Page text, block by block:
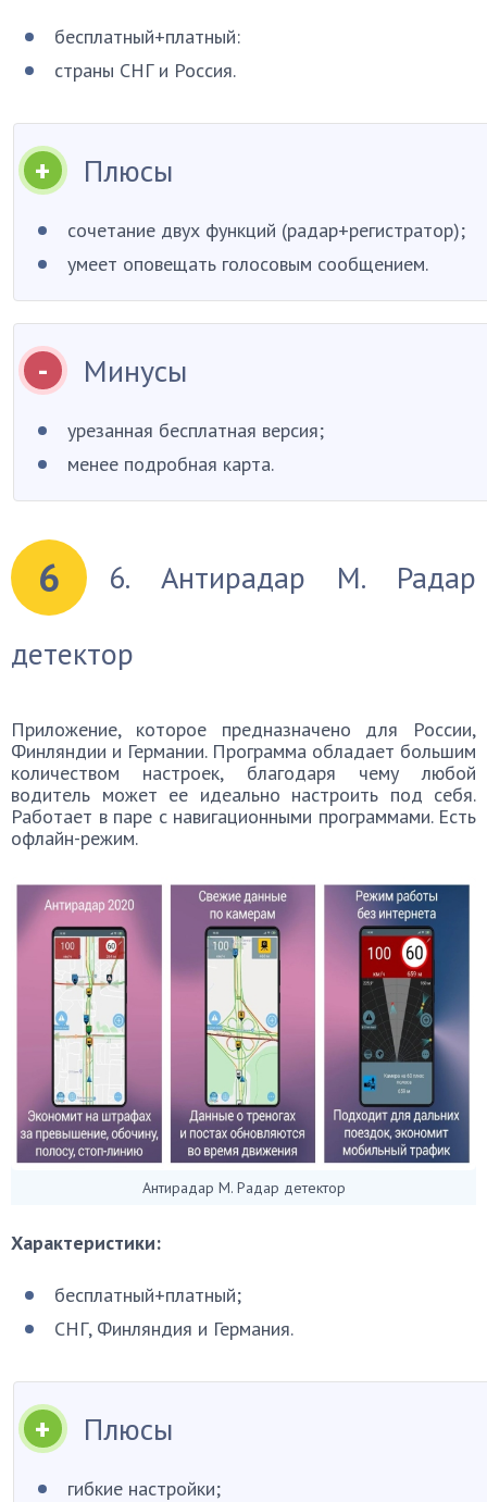
бесплатный+платный:
страны СНГ и Россия.
Плюсы
сочетание двух функций (радар+регистратор);
умеет оповещать голосовым сообщением.
Минусы
урезанная бесплатная версия;
менее подробная карта.
6
6. Антирадар М. Радар
детектор
Приложение, которое предназначено для России,
Финляндии и Германии. Программа обладает большим
количеством настроек, благодаря чему любой
водитель может ее идеально настроить под себя.
Работает в паре с навигационными программами. Есть
офлайн-режим.
Антирадар М. Радар детектор
Характеристики:
бесплатный+платный;
СНГ, Финляндия и Германия.
Плюсы
гибкие настройки;